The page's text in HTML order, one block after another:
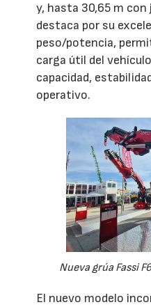
y, hasta 30,65 m con
destaca por su
peso/potencia,
carga útil del
capacidad,
operativo.
Nueva grúa Fassi
El nuevo modelo